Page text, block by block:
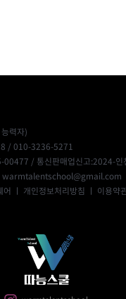
력자)
/ 010-3236-5271
00477 / 통신판매업신고:2024-
: warmtalentschool@gmail.com
ㅣ 개인정보처리방침 ㅣ 이용약